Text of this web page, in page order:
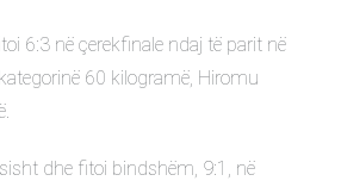
6:3 në çerekfinale ndaj të parit në
60 kilogramë, Hiromu
dhe fitoi bindshëm, 9:1, në